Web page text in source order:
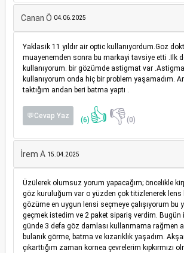
Canan Ö 04.06.2025
Yaklasik 11 yıldır air optic kullanıyordum.Goz
muayenemden sonra bu markayi tavsiye etti .Ilk
kullanıyorum. bir gözümde astigmat var
kullanıyorum onda hiç bir problem yaşamadım.
taktığım andan beri batma yaptı .
💬Cevap Yaz (6) 👍👎(0)
İrem A 15.04.2025
Üzülerek olumsuz yorum yapacağım; öncelikle
göz kuruluğum var o yüzden çok titizlenerek lens
gözüme en uygun lensi seçmeye çalışıyorum bu
geçmek istedim ve 2 paket sipariş verdim. Bugün
günde 3 defa göz damlası kullanmama rağmen
bulanık görme, batma ve kızarıklık yaşadım.
çıkarttığım zaman kornea çevrelerim kıpkırmızı